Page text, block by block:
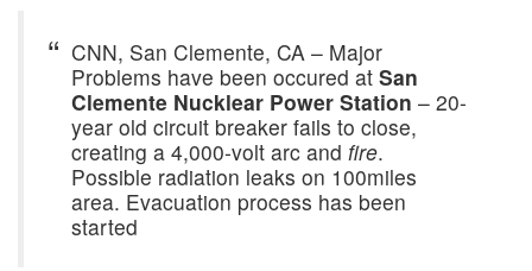
CNN, San Clemente, CA – Major
Problems have been occured at San
Clemente Nucklear Power Station – 20-
year old circuit breaker fails to close,
creating a 4,000-volt arc and fire.
Possible radiation leaks on 100miles
area. Evacuation process has been
started